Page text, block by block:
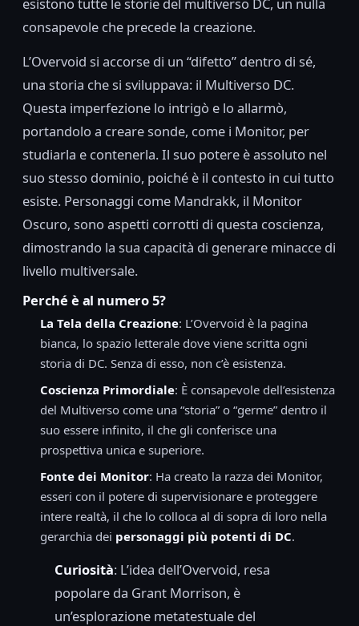
esistono tutte le storie del multiverso DC, un nulla
consapevole che precede la creazione.
L’Overvoid si accorse di un “difetto” dentro di sé,
una storia che si sviluppava: il Multiverso DC.
Questa imperfezione lo intrigò e lo allarmò,
portandolo a creare sonde, come i Monitor, per
studiarla e contenerla. Il suo potere è assoluto nel
suo stesso dominio, poiché è il contesto in cui tutto
esiste. Personaggi come Mandrakk, il Monitor
Oscuro, sono aspetti corrotti di questa coscienza,
dimostrando la sua capacità di generare minacce di
livello multiversale.
Perché è al numero 5?
La Tela della Creazione: L’Overvoid è la pagina
bianca, lo spazio letterale dove viene scritta ogni
storia di DC. Senza di esso, non c’è esistenza.
Coscienza Primordiale: È consapevole dell’esistenza
del Multiverso come una “storia” o “germe” dentro il
suo essere infinito, il che gli conferisce una
prospettiva unica e superiore.
Fonte dei Monitor: Ha creato la razza dei Monitor,
esseri con il potere di supervisionare e proteggere
intere realtà, il che lo colloca al di sopra di loro nella
gerarchia dei personaggi più potenti di DC.
Curiosità: L’idea dell’Overvoid, resa
popolare da Grant Morrison, è
un’esplorazione metatestuale del